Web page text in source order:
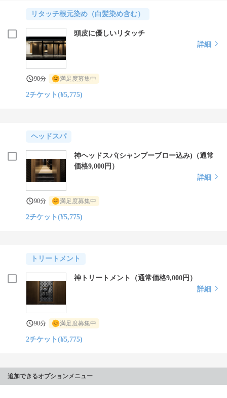
リタッチ根元染め（白髪染め含む）
頭皮に優しいリタッチ
詳細
90分 満足度募集中
2チケット(¥5,775)
ヘッドスパ
神ヘッドスパ(シャンプーブロー込み)（通常
価格9,000円）
詳細
90分 満足度募集中
2チケット(¥5,775)
トリートメント
神トリートメント（通常価格9,000円）
詳細
90分 満足度募集中
2チケット(¥5,775)
追加できるオプションメニュー